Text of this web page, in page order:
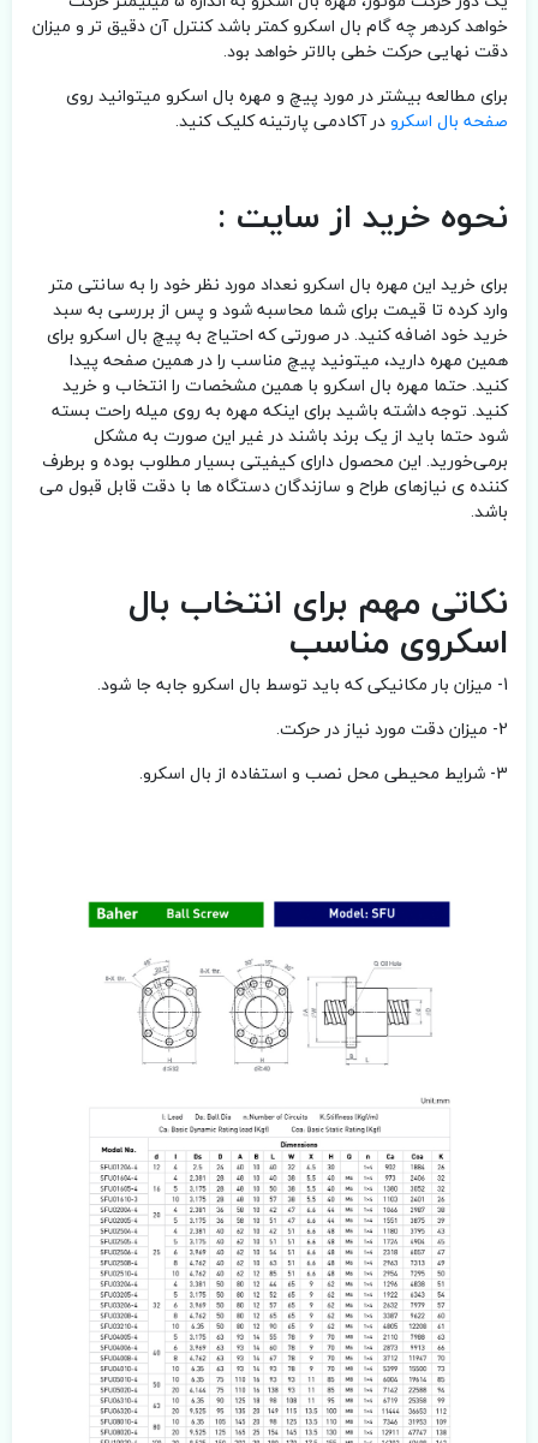
خواهد کردهر چه گام بال اسکرو کمتر باشد کنترل آن دقیق تر و میزان
دقت نهایی حرکت خطی بالاتر خواهد بود.
برای مطالعه بیشتر در مورد پیچ و مهره بال اسکرو میتوانید روی
صفحه بال اسکرودر آکادمی پارتینه کلیک کنید.
نحوه خرید از سایت :
برای خرید این مهره بال اسکرو نعداد مورد نظر خود را به سانتی متر
وارد کرده تا قیمت برای شما محاسبه شود و پس از بررسی به سبد
خرید خود اضافه کنید. در صورتی که احتیاج به پیچ بال اسکرو برای
همین مهره دارید، میتونید پیچ مناسب را در همین صفحه پیدا
کنید. حتما مهره بال اسکرو با همین مشخصات را انتخاب و خرید
کنید. توجه داشته باشید برای اینکه مهره به روی میله راحت بسته
شود حتما باید از یک برند باشند در غیر این صورت به مشکل
برمی‌خورید. این محصول دارای کیفیتی بسیار مطلوب بوده و برطرف
کننده ی نیازهای طراح و سازندگان دستگاه ها با دقت قابل قبول می
باشد.
نکاتی مهم برای انتخاب بال
اسکروی مناسب
1- میزان بار مکانیکی که باید توسط بال اسکرو جابه جا شود.
2- میزان دقت مورد نیاز در حرکت.
3- شرایط محیطی محل نصب و استفاده از بال اسکرو.